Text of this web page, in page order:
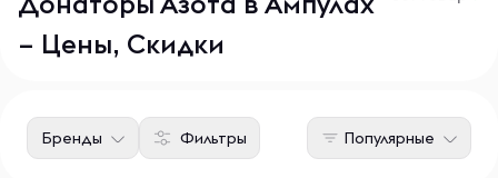
– Цены, Скидки
Фильтры
Бренды Популярные